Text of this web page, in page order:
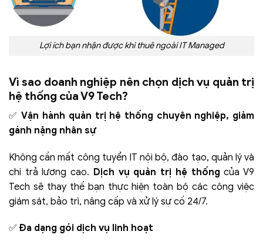
Lợi ích bạn nhận được khi thuê ngoài IT Managed
Vì sao doanh nghiệp nên chọn dịch vụ quản trị
hệ thống của V9 Tech?
✅Vận hành quản trị hệ thống chuyên nghiệp, giảm
gánh nặng nhân sự
Không cần mất công tuyển IT nội bộ, đào tạo, quản lý và
chi trả lương cao. Dịch vụ quản trị hệ thốngcủa V9
Tech sẽ thay thế bạn thực hiện toàn bộ các công việc
giám sát, bảo trì, nâng cấp và xử lý sự cố 24/7.
✅ Đa dạng gói dịch vụ linh hoạt